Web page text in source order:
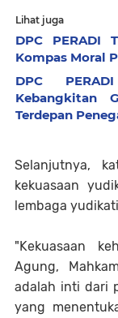
Lihat juga
DPC PERADI
Kompas Moral
DPC
Kebangkitan
Terdepan
Selanjutnya,
kekuasaan
lembaga
"Kekuasaan
Agung,
adalah inti dari
yang